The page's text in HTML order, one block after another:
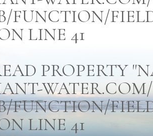
LINE 41
PROPERTY
LINE41